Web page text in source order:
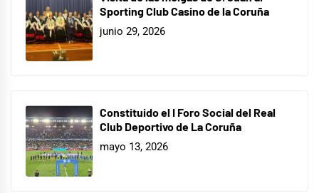
Sporting Club Casino de la Coruña
junio 29, 2026
Constituido el I Foro Social del Real
Club Deportivo de La Coruña
mayo 13, 2026